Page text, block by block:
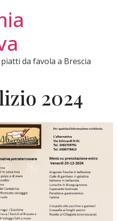
da favola a Brescia
2024